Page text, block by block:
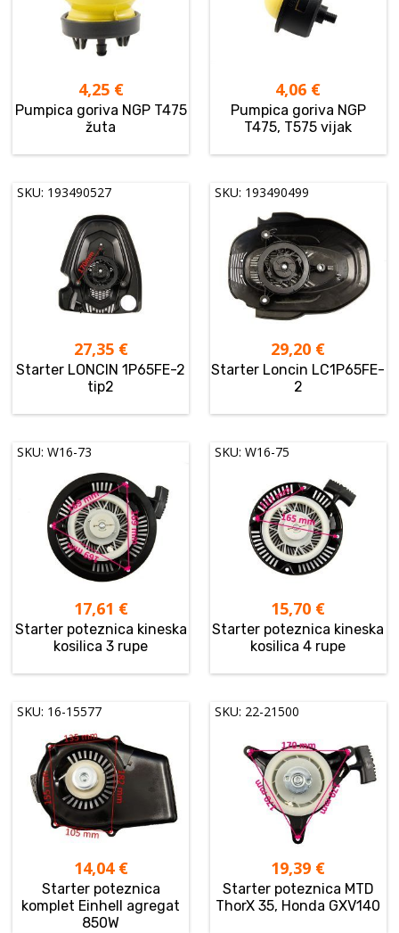
4,25 €
Pumpica goriva NGP T475
žuta
4,06 €
Pumpica goriva NGP
T475, T575 vijak
SKU: 193490527
27,35 €
Starter LONCIN 1P65FE-2
tip2
SKU: 193490499
29,20 €
Starter Loncin LC1P65FE-
2
SKU: W16-73
17,61 €
Starter poteznica kineska
kosilica 3 rupe
SKU: W16-75
15,70 €
Starter poteznica kineska
kosilica 4 rupe
SKU: 16-15577
14,04 €
Starter poteznica
komplet Einhell agregat
850W
SKU: 22-21500
19,39 €
Starter poteznica MTD
ThorX 35, Honda GXV140